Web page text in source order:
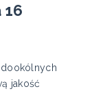
16
dookólnych
jakość